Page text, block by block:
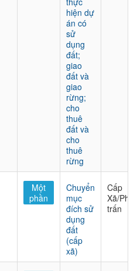
hiện dự
án có
sử
dụng
đất;
giao
đất và
giao
rừng;
cho
thuê
đất và
cho
thuê
rừng
Một
phần
Chuyển
mục
đích sử
dụng
đất
(cấp
xã)
Cấp
Xã/
trấn